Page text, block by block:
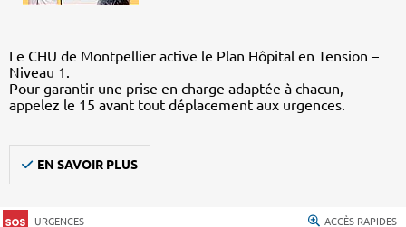
Le CHU de Montpellier active le Plan Hôpital en Tension –
Niveau 1.
Pour garantir une prise en charge adaptée à chacun,
appelez le 15 avant tout déplacement aux urgences.
EN SAVOIR PLUS
URGENCES ACCÈS RAPIDES